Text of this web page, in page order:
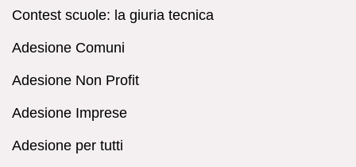
Contest scuole: la giuria tecnica
Adesione Comuni
Adesione Non Profit
Adesione Imprese
Adesione per tutti